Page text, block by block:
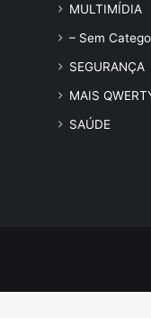
MULTIMÍDIA
– Sem
SEGURANÇA
MAIS
SAÚDE